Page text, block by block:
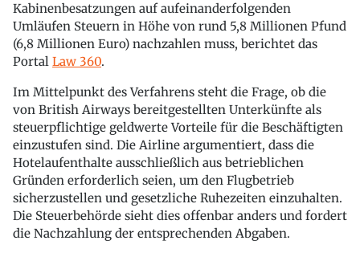
Kabinenbesatzungen auf aufeinanderfolgenden
Umläufen Steuern in Höhe von rund 5,8 Millionen Pfund
(6,8 Millionen Euro) nachzahlen muss, berichtet das
Portal Law 360.
Im Mittelpunkt des Verfahrens steht die Frage, ob die
von British Airways bereitgestellten Unterkünfte als
steuerpflichtige geldwerte Vorteile für die Beschäftigten
einzustufen sind. Die Airline argumentiert, dass die
Hotelaufenthalte ausschließlich aus betrieblichen
Gründen erforderlich seien, um den Flugbetrieb
sicherzustellen und gesetzliche Ruhezeiten einzuhalten.
Die Steuerbehörde sieht dies offenbar anders und fordert
die Nachzahlung der entsprechenden Abgaben.